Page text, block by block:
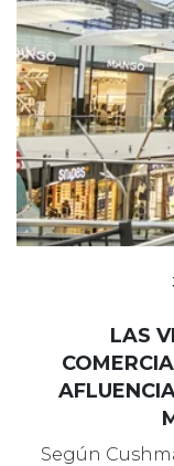
LAS
Según